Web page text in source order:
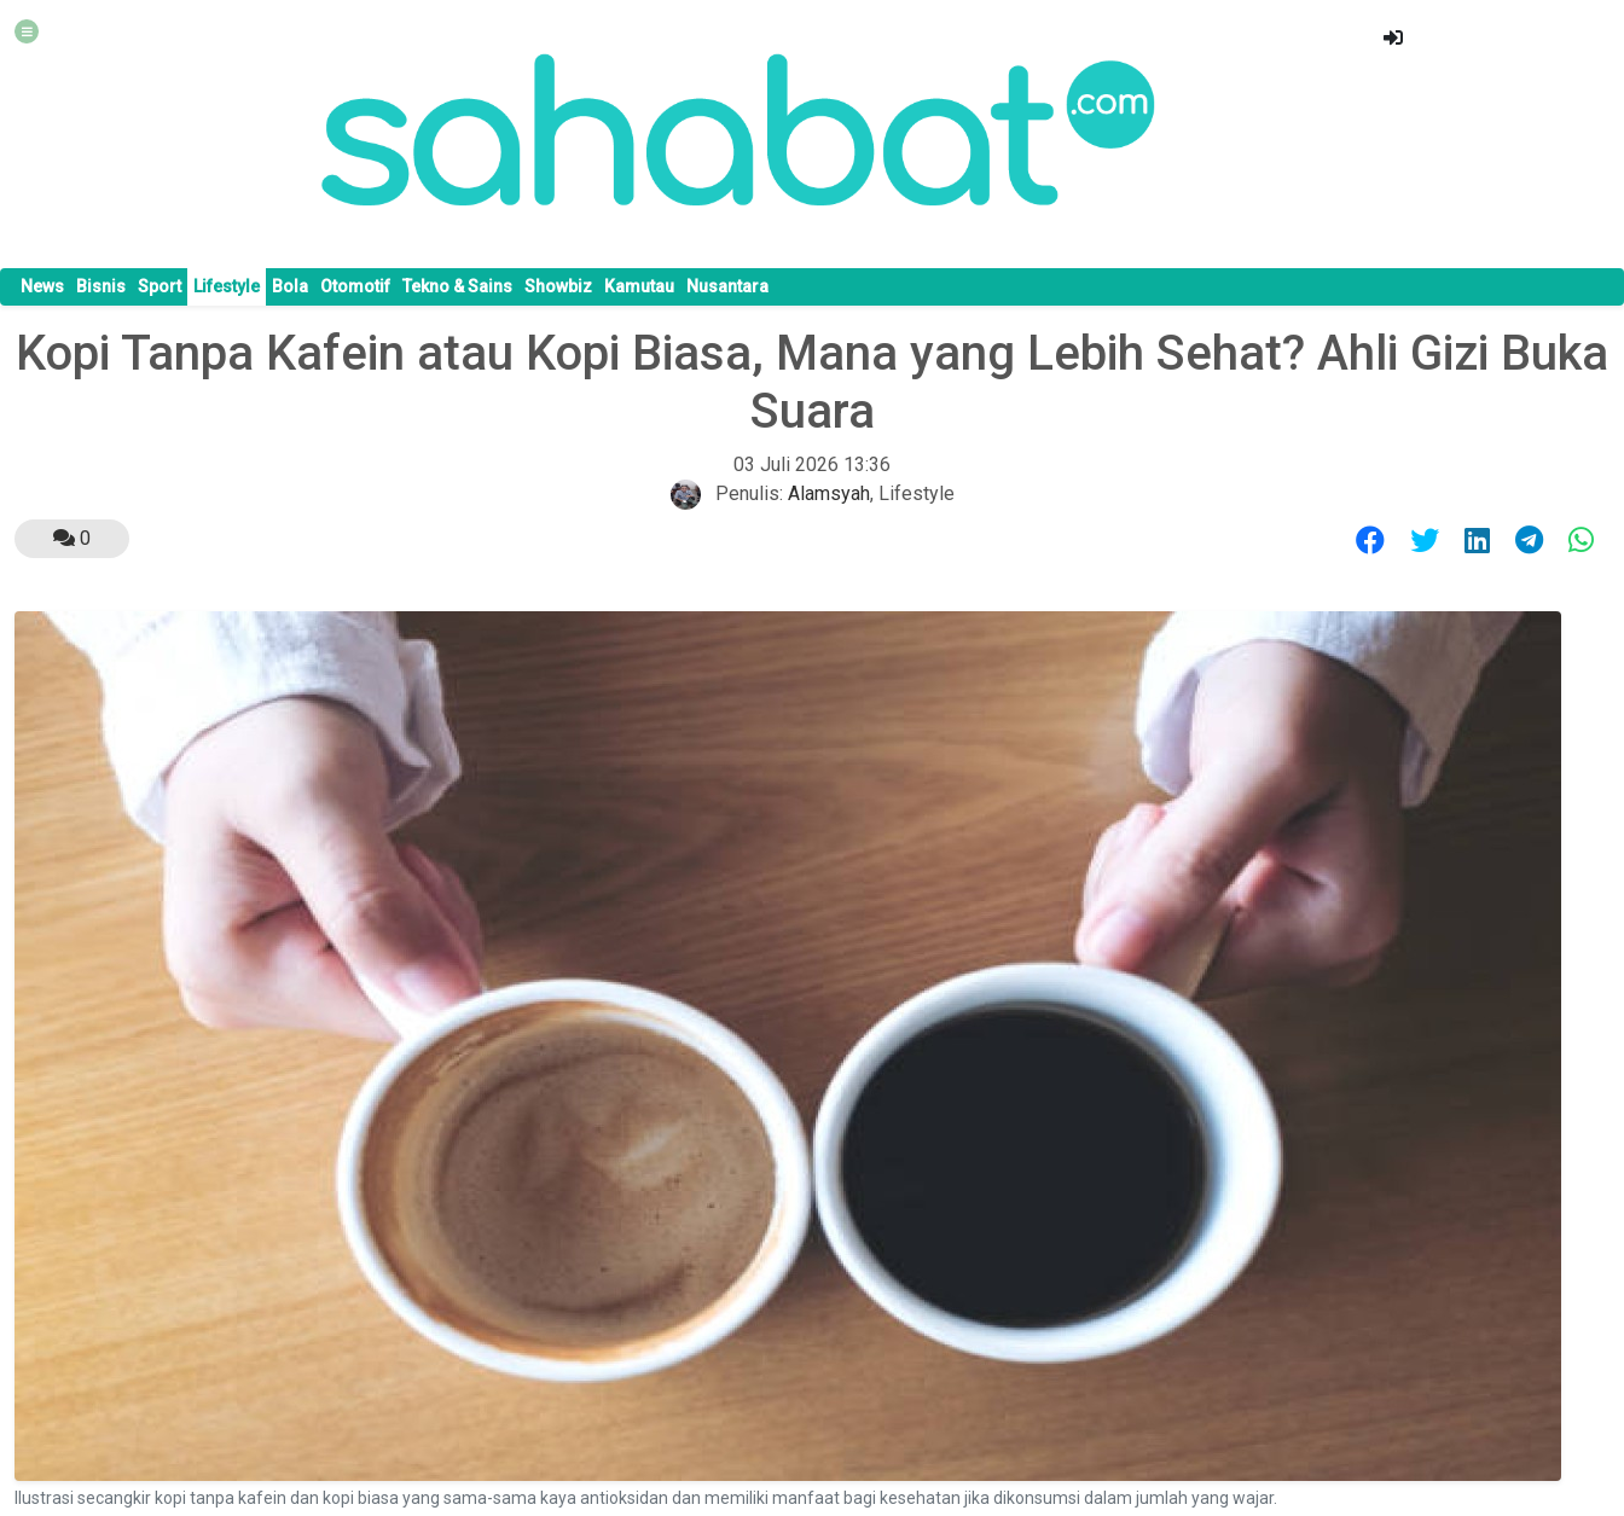
News Bisnis Sport Lifestyle Bola Otomotif Tekno & Sains Showbiz Kamutau Nusantara
Kopi Tanpa Kafein atau Kopi Biasa, Mana yang Lebih Sehat? Ahli Gizi Buka
Suara
03 Juli 2026 13:36
Penulis: Alamsyah, Lifestyle
0
Ilustrasi secangkir kopi tanpa kafein dan kopi biasa yang sama-sama kaya antioksidan dan memiliki manfaat bagi kesehatan jika dikonsumsi dalam jumlah yang wajar.